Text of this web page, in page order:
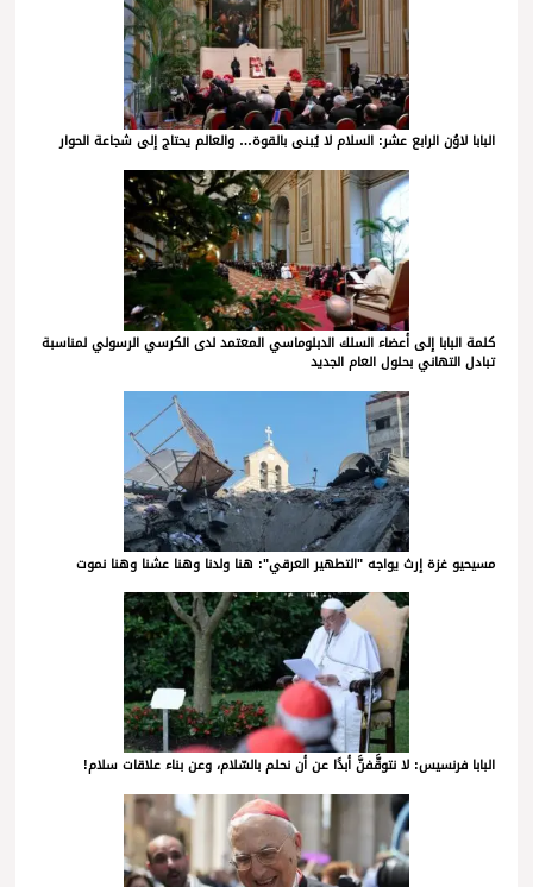
البابا لاوُن الرابع عشر: السلام لا يُبنى بالقوة… والعالم يحتاج إلى شجاعة الحوار
كلمة البابا إلى أعضاء السلك الدبلوماسي المعتمد لدى الكرسي الرسولي لمناسبة
تبادل التهاني بحلول العام الجديد
مسيحيو غزة إرث يواجه "التطهير العرقي": هنا ولدنا وهنا عشنا وهنا نموت
البابا فرنسيس: لا نتوقَّفنَّ أبدًا عن أن نحلم بالسّلام، وعن بناء علاقات سلام!